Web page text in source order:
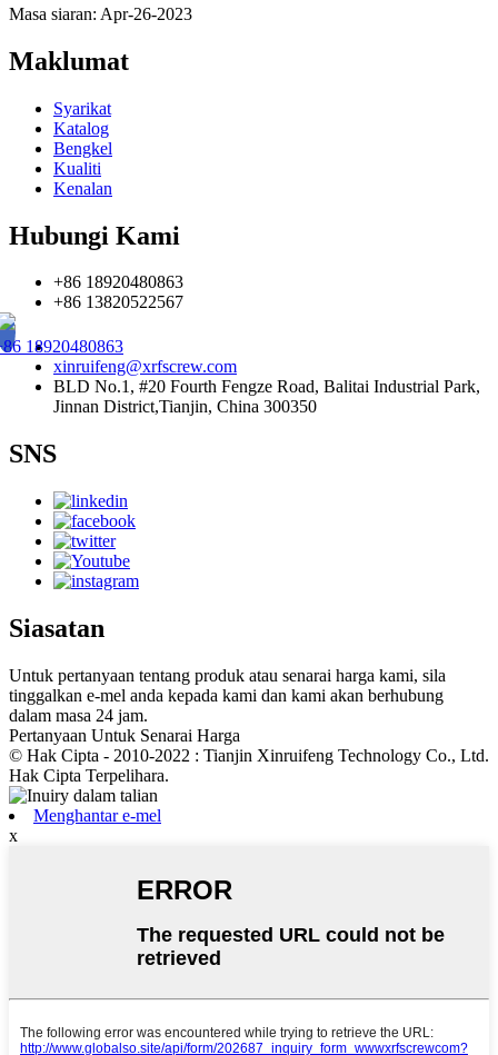
Masa siaran: Apr-26-2023
Maklumat
Syarikat
Katalog
Bengkel
Kualiti
Kenalan
Hubungi Kami
+86 18920480863
+86 13820522567
18920480863
xinruifeng@xrfscrew.com
BLD No.1, #20 Fourth Fengze Road, Balitai Industrial Park,
Jinnan District,Tianjin, China 300350
SNS
Siasatan
Untuk pertanyaan tentang produk atau senarai harga kami, sila
tinggalkan e-mel anda kepada kami dan kami akan berhubung
dalam masa 24 jam.
Pertanyaan Untuk Senarai Harga
© Hak Cipta - 2010-2022 : Tianjin Xinruifeng Technology Co., Ltd.
Hak Cipta Terpelihara.
Menghantar e-mel
x